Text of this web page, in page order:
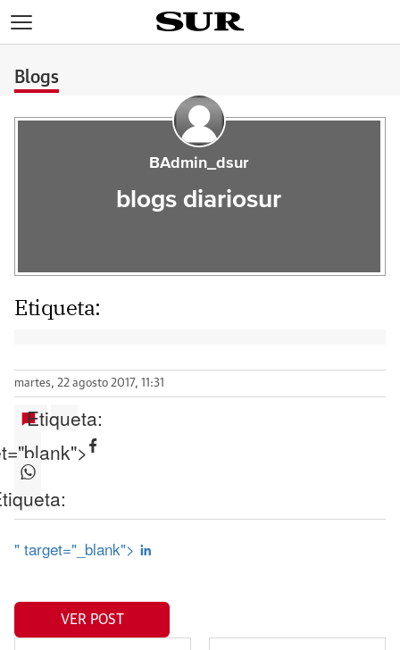
Blogs
BAdmin_dsur
blogs diariosur
Etiqueta:
martes, 22 agosto 2017, 11:31
Etiqueta:
" target="_blank">
VER POST